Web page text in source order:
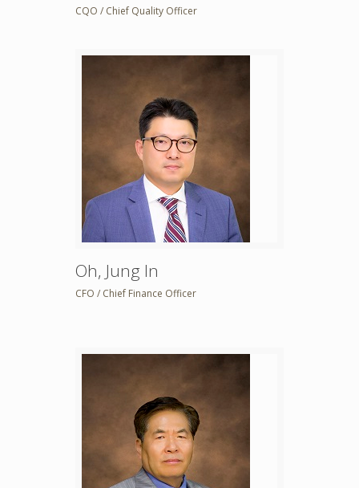
CQO / Chief Quality Officer
Oh, Jung In
CFO / Chief Finance Officer